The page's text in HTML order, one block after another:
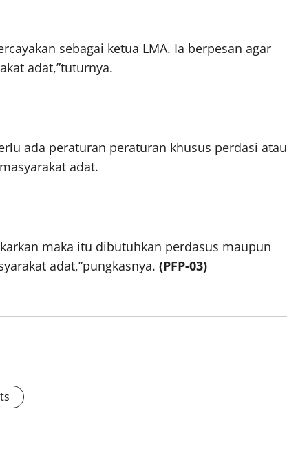
sebagai ketua LMA. Ia berpesan agar
adat,”tuturnya.
ada peraturan peraturan khusus perdasi atau
adat.
maka itu dibutuhkan perdasus maupun
adat,”pungkasnya. (PFP-03)